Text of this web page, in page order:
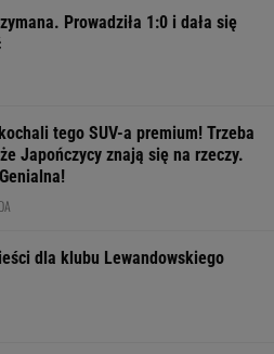
Prowadziła 1:0 i dała się
tego SUV-a premium! Trzeba
Japończycy znają się na rzeczy.
dla klubu Lewandowskiego